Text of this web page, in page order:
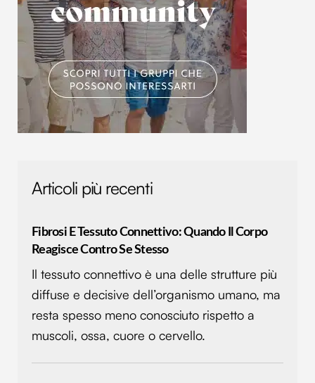
Utilizziamo i cookie per personalizzare contenuti ed
annunci, per fornire funzionalità dei social media e per
analizzare il nostro traffico. Condividiamo inoltre
informazioni sul modo in cui utilizzi il nostro sito con i
nostri partner che si occupano di analisi dei dati web,
pubblicità e social media, i quali potrebbero combinarle
con altre informazioni che hai fornito loro o che hanno
Articoli più recenti
Fibrosi E Tessuto Connettivo: Quando Il Corpo
Reagisce Contro Se Stesso
Il tessuto connettivo è una delle strutture più
diffuse e decisive dell’organismo umano, ma
resta spesso meno conosciuto rispetto a
muscoli, ossa, cuore o cervello.